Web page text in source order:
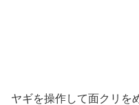
ヤギを操作して面クリを